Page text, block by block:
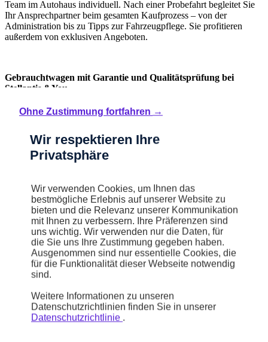
Team im Autohaus individuell. Nach einer Probefahrt begleitet Sie
Ihr Ansprechpartner beim gesamten Kaufprozess – von der
Administration bis zu Tipps zur Fahrzeugpflege. Sie profitieren
außerdem von exklusiven Angeboten.
Gebrauchtwagen mit Garantie und Qualitätsprüfung bei
Stellantis &You
Entscheidung. Stellantis &You bietet Ihnen Sicherheit durch:
Es gilt eine Garantie von bis zu 12 Monaten.
Unser Kundenservice ist während unseren Öffnungszeiten für Sie
erreichbar.
Wenn das Fahrzeug nicht Ihren Erwartungen entspricht, können Sie
Online-Kauf verlängert sich diese Frist auf einen Monat.
Ohne Zustimmung fortfahren →
Wir respektieren Ihre
Privatsphäre
Wir verwenden Cookies, um Ihnen das
bestmögliche Erlebnis auf unserer Website zu
bieten und die Relevanz unserer Kommunikation
mit Ihnen zu verbessern. Ihre Präferenzen sind
uns wichtig. Wir verwenden nur die Daten, für
die Sie uns Ihre Zustimmung gegeben haben.
Ausgenommen sind nur essentielle Cookies, die
für die Funktionalität dieser Webseite notwendig
sind.
Weitere Informationen zu unseren
Datenschutzrichtlinien finden Sie in unserer
Datenschutzrichtlinie .